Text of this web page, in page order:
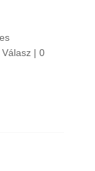
Válasz | 0